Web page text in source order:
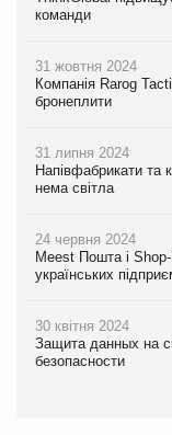
команди
31 жовтня 2024
Компанія Rarog
бронеплити
31 липня 2024
Напівфабрикати та
нема світла
24 червня 2024
Meest Пошта і
українських
30 квітня 2024
Защита данных на
безопасности